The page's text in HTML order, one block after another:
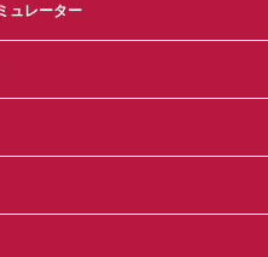
ュレーター